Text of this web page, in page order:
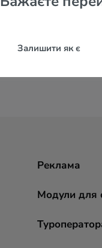
Залишити як є
Реклама
Модули для